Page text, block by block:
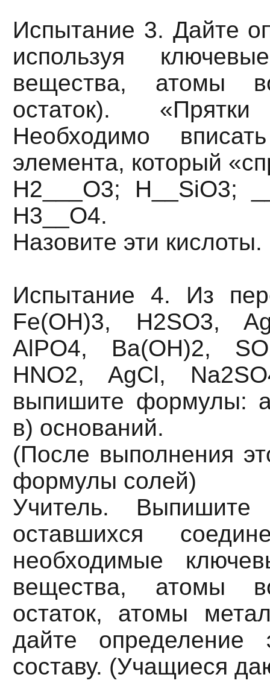
Испытание 3. Дайте
используя
вещества, атомы
остаток).
Необходимо
элемента, который
H2___O3; Н__SiO3;
H3__O4.
Назовите эти кислоты.
Испытание 4. Из
Fe(OH)3, H2SO3,
AlPO4, Ba(ОН)2,
HNO2, AgCl,
выпишите формулы:
в) оснований.
(После выполнения
формулы солей)
Учитель.
оставшихся
необходимые
вещества, атомы
остаток, атомы
дайте
составу. (Учащиеся